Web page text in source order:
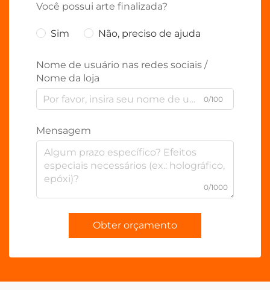
Você possui arte finalizada?
Sim Não, preciso de ajuda
Nome de usuário nas redes sociais /
Nome da loja
0/100
Mensagem
0/1000
Obter orçamento